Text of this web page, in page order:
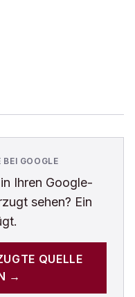
BEI GOOGLE
in Ihren Google-
sehen? Ein
QUELLE
→